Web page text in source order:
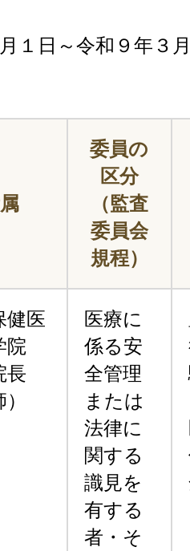
１日～令和９年３
委員の
区分
（監査
委員会
規程）
健医
院
長
医療に
係る安
全管理
または
法律に
関する
識見を
有する
者・そ